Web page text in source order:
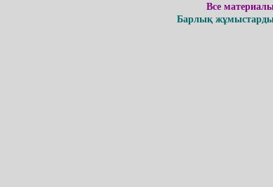
Все
Барлық жұмыстарды